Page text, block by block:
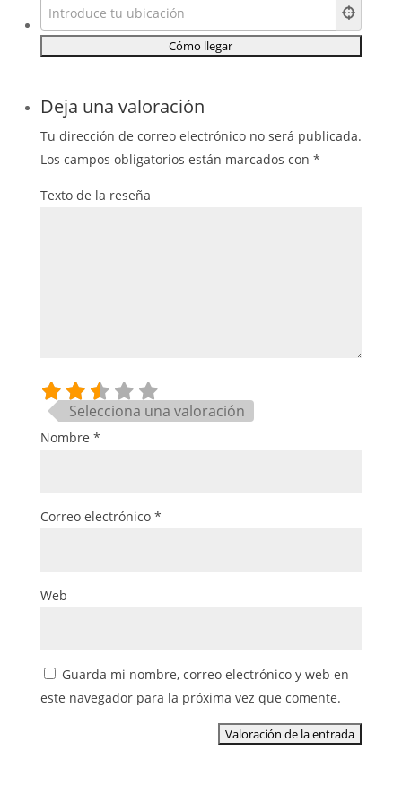
Deja una valoración
Tu dirección de correo electrónico no será publicada.
Los campos obligatorios están marcados con *
Texto de la reseña
Selecciona una valoración
Nombre *
Correo electrónico *
Web
Guarda mi nombre, correo electrónico y web en
este navegador para la próxima vez que comente.